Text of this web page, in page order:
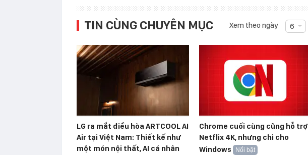
TIN CÙNG CHUYÊN MỤC Xem theo ngày 6
LG ra mắt điều hòa ARTCOOL AI
Air tại Việt Nam: Thiết kế như
một món nội thất, AI cá nhân
Chrome cuối cùng cũng hỗ trợ
Netflix 4K, nhưng chỉ cho
Windows
Nổi bật